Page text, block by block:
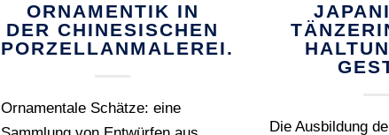
ORNAMENTIK IN
DER CHINESISCHEN
PORZELLANMALEREI.
Ornamentale Schätze: eine
Die Ausbildung